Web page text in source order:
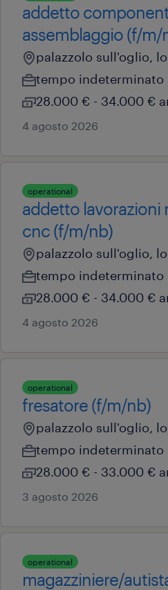
addetto
assemblaggio (f/m/
palazzolo sull'oglio,
tempo indeterminato
28.000 € - 34.000 €
4 agosto 2026
operational
addetto lavorazioni
cnc (f/m/nb)
palazzolo sull'oglio,
tempo indeterminato
28.000 € - 34.000 €
4 agosto 2026
operational
fresatore (f/m/nb)
palazzolo sull'oglio,
tempo indeterminato
28.000 € - 33.000 €
3 agosto 2026
operational
magazziniere/